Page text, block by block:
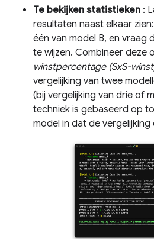
Te bekijken statistieken :
resultaten naast elkaar
één van model B, en vraag
te wijzen. Combineer deze
winstpercentage (SxS-
vergelijking van twee
(bij vergelijking van drie of
techniek is gebaseerd op
model in dat de